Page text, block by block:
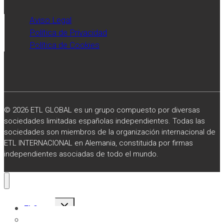
Aviso Legal
Política de Privacidad
Política de Cookies
© 2026 ETL GLOBAL es un grupo compuesto por diversas
sociedades limitadas españolas independientes. Todas las
sociedades son miembros de la organización internacional de
ETL INTERNACIONAL en Alemania, constituida por firmas
independientes asociadas de todo el mundo.
El Grupo
Alternar